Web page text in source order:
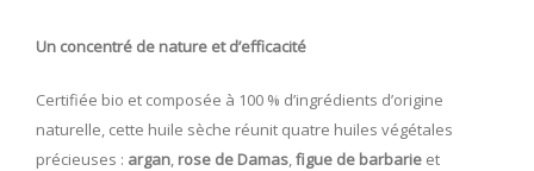
Un concentré de nature et d’efficacité
Certifiée bio et composée à 100 % d’ingrédients d’origine
naturelle, cette huile sèche réunit quatre huiles végétales
précieuses : argan, rose de Damas,figue de barbarie et